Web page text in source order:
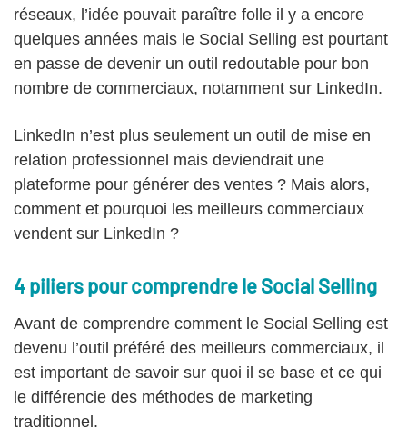
réseaux, l’idée pouvait paraître folle il y a encore
quelques années mais le Social Selling est pourtant
en passe de devenir un outil redoutable pour bon
nombre de commerciaux, notamment sur LinkedIn.
LinkedIn n’est plus seulement un outil de mise en
relation professionnel mais deviendrait une
plateforme pour générer des ventes ? Mais alors,
comment et pourquoi les meilleurs commerciaux
vendent sur LinkedIn ?
4 piliers pour comprendre le Social Selling
Avant de comprendre comment le Social Selling est
devenu l’outil préféré des meilleurs commerciaux, il
est important de savoir sur quoi il se base et ce qui
le différencie des méthodes de marketing
traditionnel.